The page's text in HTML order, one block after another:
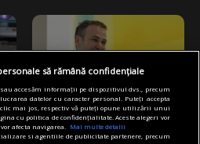
să rămână confidențiale
accesăm informații pe dispozitivul dvs., precum
datelor cu caracter personal. Puteți accepta
mai jos, respectiv vă puteți opune utilizării unui
cu politica de confidențialitate. Aceste alegeri vor
afecta navigarea.
Mai multe detalii
si agentiile de publicitate partenere, precum